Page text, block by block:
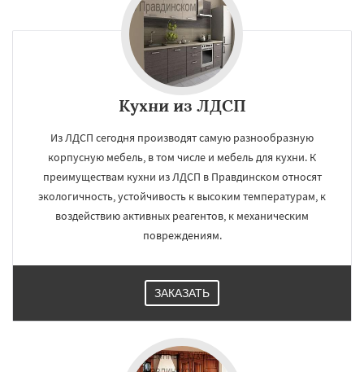
Кухни из ЛДСП
Из ЛДСП сегодня производят самую разнообразную
корпусную мебель, в том числе и мебель для кухни. К
преимуществам кухни из ЛДСП в Правдинском относят
экологичность, устойчивость к высоким температурам, к
воздействию активных реагентов, к механическим
повреждениям.
ЗАКАЗАТЬ